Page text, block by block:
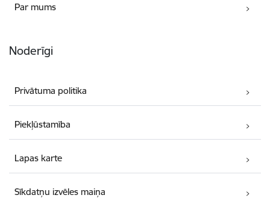
Par mums
Noderīgi
Privātuma politika
Piekļūstamība
Lapas karte
Sīkdatņu izvēles maiņa